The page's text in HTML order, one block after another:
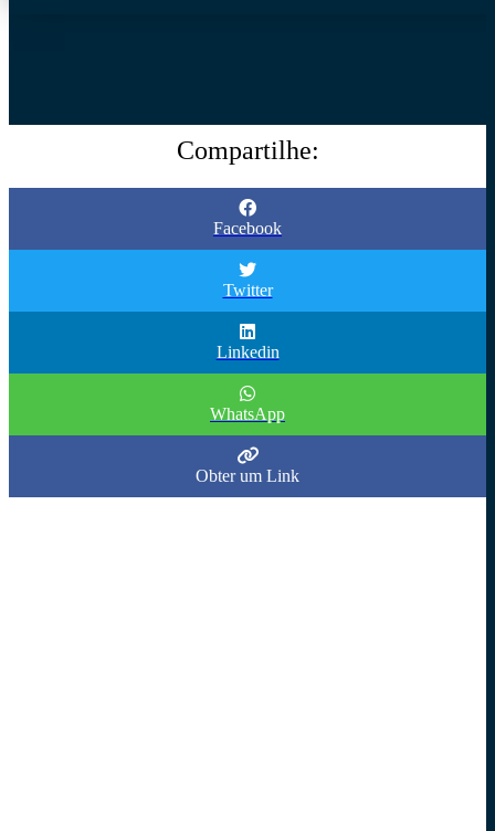
APARTAMENTO 3 QUARTOS VARZEA 71M²
Rua Emiliano Braga, 1019, Varzea - Recife/PE
Compartilhe:
Facebook
Twitter
Linkedin
WhatsApp
Obter um Link